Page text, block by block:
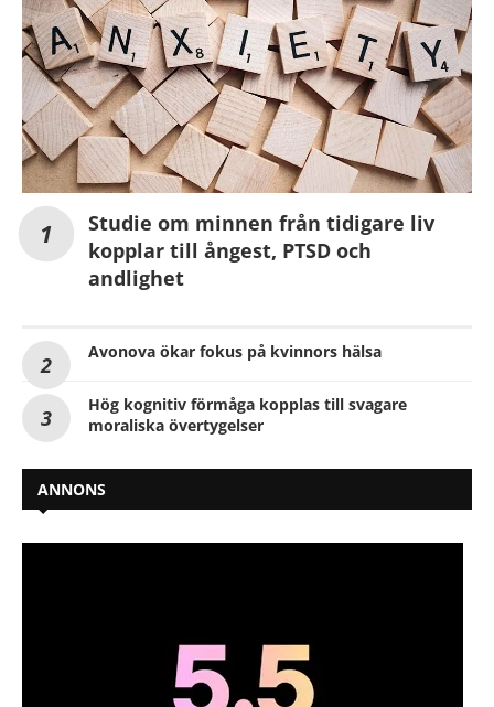
Studie om minnen från tidigare liv
kopplar till ångest, PTSD och
andlighet
Avonova ökar fokus på kvinnors hälsa
Hög kognitiv förmåga kopplas till svagare
moraliska övertygelser
ANNONS